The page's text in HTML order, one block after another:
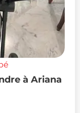
à Ariana